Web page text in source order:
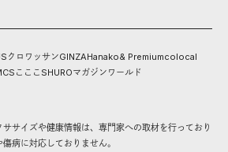
クロワッサンGINZAHanako& Premiumcolocal
こここ SHUROマガジンワールド
サイズや健康情報は、専門家への取材を行っており
病に対応しておりません。